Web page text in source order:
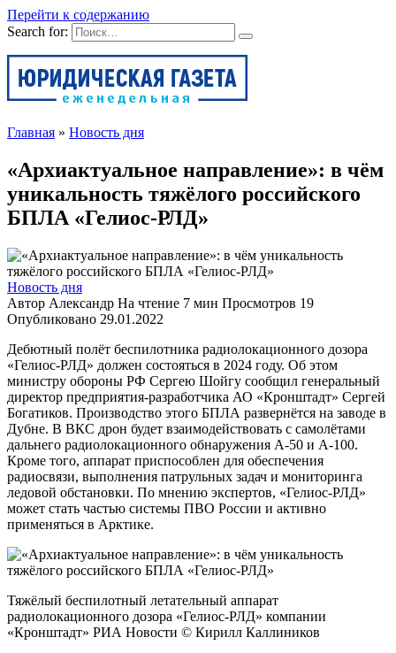
Перейти к содержанию
Search for:
Главная » Новость дня
«Архиактуальное направление»: в чём
уникальность тяжёлого российского
БПЛА «Гелиос-РЛД»
Новость дня
Автор Александр На чтение 7 мин Просмотров 19
Опубликовано 29.01.2022
Дебютный полёт беспилотника радиолокационного дозора
«Гелиос-РЛД» должен состояться в 2024 году. Об этом
министру обороны РФ Сергею Шойгу сообщил генеральный
директор предприятия-разработчика АО «Кронштадт» Сергей
Богатиков. Производство этого БПЛА развернётся на заводе в
Дубне. В ВКС дрон будет взаимодействовать с самолётами
дальнего радиолокационного обнаружения А-50 и А-100.
Кроме того, аппарат приспособлен для обеспечения
радиосвязи, выполнения патрульных задач и мониторинга
ледовой обстановки. По мнению экспертов, «Гелиос-РЛД»
может стать частью системы ПВО России и активно
применяться в Арктике.
Тяжёлый беспилотный летательный аппарат
радиолокационного дозора «Гелиос-РЛД» компании
«Кронштадт» РИА Новости © Кирилл Каллиников